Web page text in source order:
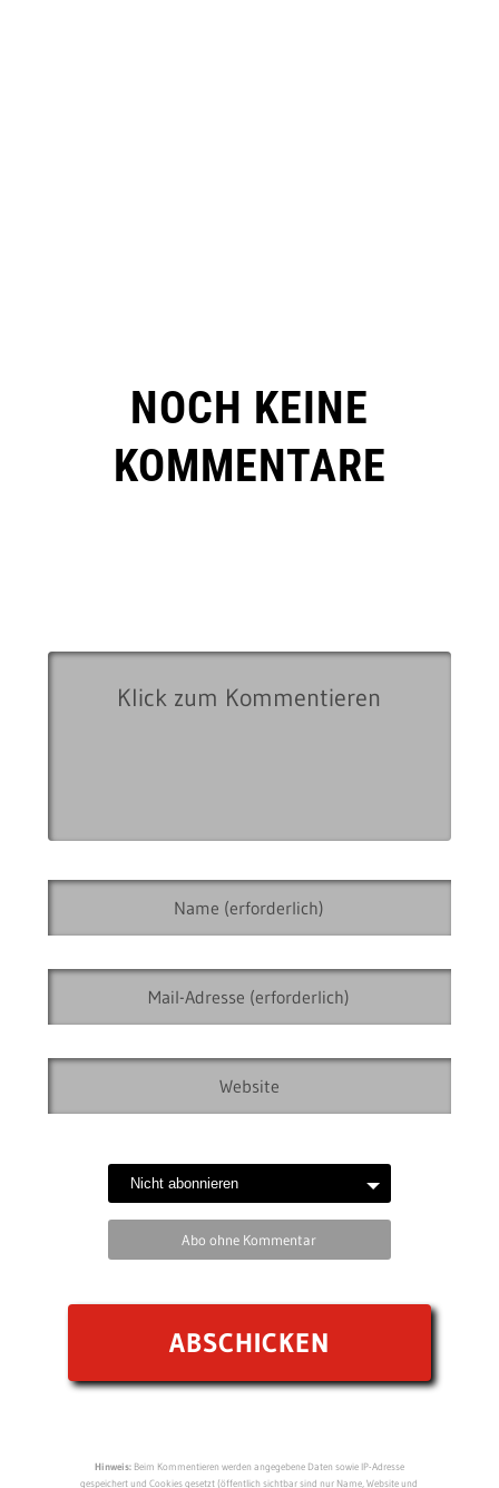
NOCH KEINE
KOMMENTARE
Abo ohne Kommentar
Hinweis:Beim Kommentieren werden angegebene Daten sowie IP-Adresse
gespeichert und Cookies gesetzt (öffentlich sichtbar sind nur Name, Website und